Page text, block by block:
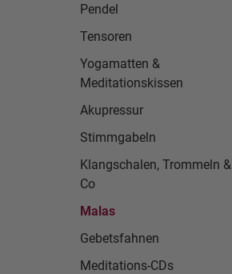
Pendel
Tensoren
Yogamatten &
Meditationskissen
Akupressur
Stimmgabeln
Klangschalen, Trommeln &
Co
Malas
Gebetsfahnen
Meditations-CDs